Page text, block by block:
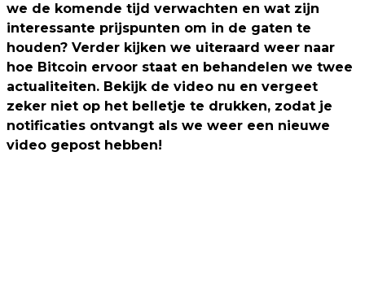
we de komende tijd verwachten en wat zijn
interessante prijspunten om in de gaten te
houden? Verder kijken we uiteraard weer naar
hoe Bitcoin ervoor staat en behandelen we twee
actualiteiten. Bekijk de video nu en vergeet
zeker niet op het belletje te drukken, zodat je
notificaties ontvangt als we weer een nieuwe
video gepost hebben!